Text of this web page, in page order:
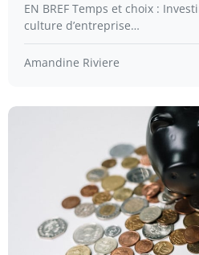
EN BREF Temps et choix :
culture d’entreprise…
Amandine Riviere